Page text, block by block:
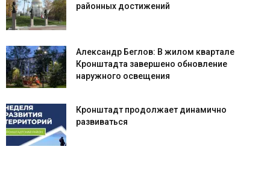
районных достижений
Александр Беглов: В жилом квартале
Кронштадта завершено обновление
наружного освещения
Кронштадт продолжает динамично
развиваться